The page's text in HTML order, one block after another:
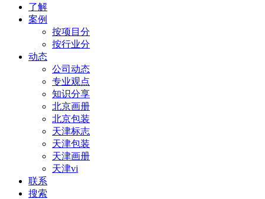
了解
案例
按项目分
按行业分
动态
公司动态
专业观点
知识分享
北京画册
北京包装
天津标志
天津包装
天津画册
天津vi
联系
搜索